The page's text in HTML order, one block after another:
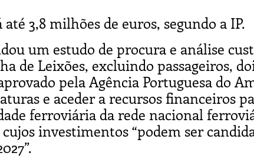
3,8 milhões de euros, segundo a IP.
um estudo de procura e análise
de Leixões, excluindo passageiros,
pela Agência Portuguesa do
e aceder a recursos financeiros
ferroviária da rede nacional
investimentos “podem ser